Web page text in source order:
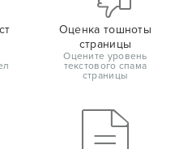
Оценка тошноты
страницы
Оцените уровень
текстового спама
страницы